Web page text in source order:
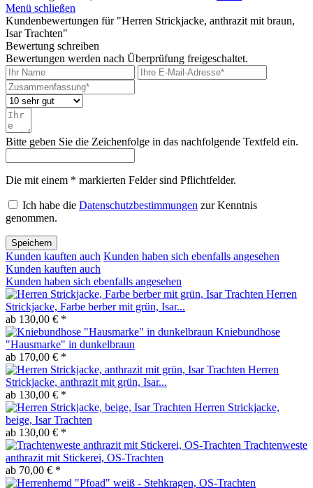
Menü schließen
Kundenbewertungen für "Herren Strickjacke, anthrazit mit braun,
Isar Trachten"
Bewertung schreiben
Bewertungen werden nach Überprüfung freigeschaltet.
Bitte geben Sie die Zeichenfolge in das nachfolgende Textfeld ein.
Die mit einem * markierten Felder sind Pflichtfelder.
Ich habe die Datenschutzbestimmungen zur Kenntnis
genommen.
Speichern
Kunden kauften auch Kunden haben sich ebenfalls angesehen
Kunden kauften auch
Kunden haben sich ebenfalls angesehen
Herren
Strickjacke, Farbe berber mit grün, Isar...
ab 130,00 € *
Kniebundhose
"Hausmarke" in dunkelbraun
ab 170,00 € *
Herren
Strickjacke, anthrazit mit grün, Isar...
ab 130,00 € *
Herren Strickjacke,
beige, Isar Trachten
ab 130,00 € *
Trachtenweste
anthrazit mit Stickerei, OS-Trachten
ab 70,00 € *